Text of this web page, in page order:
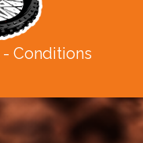
Conditions